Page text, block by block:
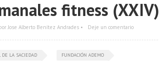
fitness (XXIV)
Jose Alberto Benítez Andrades • Deje un comentario
DE LA SACIEDAD FUNDACIÓN ADEMO